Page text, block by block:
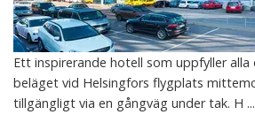
Ett inspirerande hotell som uppfyller alla
beläget vid Helsingfors flygplats
tillgängligt via en gångväg under tak. H ...